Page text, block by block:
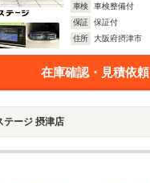
車検
車検整備付
保証
保証付
住所
大阪府摂津市
在庫確認・見積依頼
テージ 摂津店